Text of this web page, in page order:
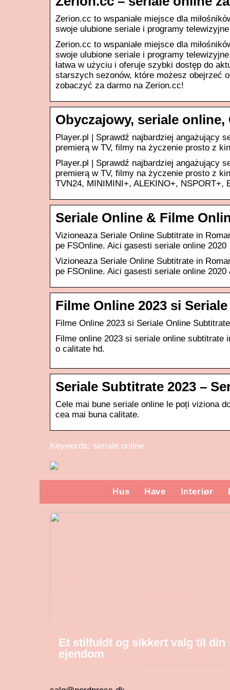
Zerion.cc to wspaniałe miejsce dla
swoje ulubione seriale i programy
Zerion.cc to wspaniałe miejsce dla
swoje ulubione seriale i programy
łatwa w użyciu i oferuje szybki dostęp do
starszych sezonów, które możesz obejrzeć
zobaczyć za darmo na Zerion.cc!
Obyczajowy, seriale online,
Player.pl | Sprawdź najbardziej angażujący
premierą w TV, filmy na życzenie prosto z
Player.pl | Sprawdź najbardziej angażujący
premierą w TV, filmy na życzenie prosto z
TVN24, MINIMINI+, ALEKINO+, NSPORT+,
Seriale Online & Filme
Vizioneaza Seriale Online Subtitrate in
pe FSOnline. Aici gasesti seriale online
Vizioneaza Seriale Online Subtitrate in
pe FSOnline. Aici gasesti seriale online
Filme Online 2023 si
Filme Online 2023 si Seriale Online
Filme online 2023 si seriale online subtitrate
o calitate hd.
Seriale Subtitrate 2023 –
Cele mai bune seriale online le poți viziona
cea mai buna calitate.
Keywords: seriale online
Hus Have Interiør
Et stilfuldt og sikkert valg til din
ejendom